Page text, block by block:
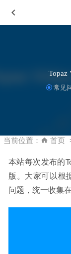
Topaz
常见
当前位置： 首页
本站每次发布的
版。大家可以根
问题，统一收集
2023-01-25
29
Glary Utilities
2022-09-07
微PE v2.0维